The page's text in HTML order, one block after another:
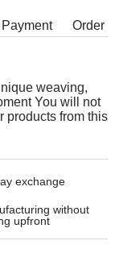
cannot beOrder
Payment
weaving,
You will not
products from this
exchange
without
upfront